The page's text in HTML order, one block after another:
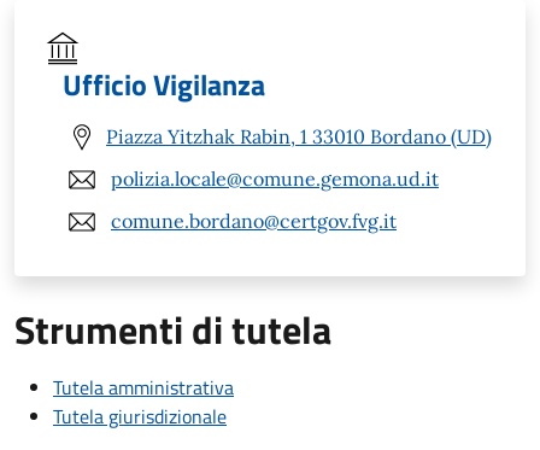
Ufficio Vigilanza
Piazza Yitzhak Rabin, 1 33010 Bordano (UD)
polizia.locale@comune.gemona.ud.it
comune.bordano@certgov.fvg.it
Strumenti di tutela
Tutela amministrativa
Tutela giurisdizionale